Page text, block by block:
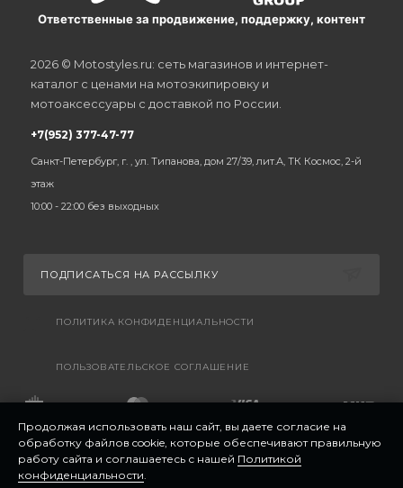
Ответственные за продвижение, поддержку, контент
2026 © Motostyles.ru: сеть магазинов и интернет-
каталог с ценами на мотоэкипировку и
мотоаксессуары с доставкой по России.
+7(952) 377-47-77
Санкт-Петербург, г. , ул. Типанова, дом 27/39, лит.А, ТК Космос, 2-й
этаж
10:00 - 22:00 без выходных
ПОДПИСАТЬСЯ НА РАССЫЛКУ
ПОЛИТИКА КОНФИДЕНЦИАЛЬНОСТИ
ПОЛЬЗОВАТЕЛЬСКОЕ СОГЛАШЕНИЕ
Продолжая использовать наш сайт, вы даете согласие на
обработку файлов cookie, которые обеспечивают правильную
работу сайта и соглашаетесь с нашей Политикой
конфиденциальности.